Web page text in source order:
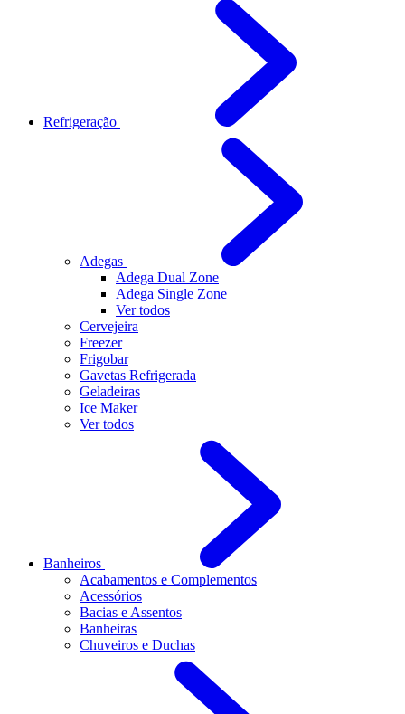
Refrigeração
Adegas
Adega Dual Zone
Adega Single Zone
Ver todos
Cervejeira
Freezer
Frigobar
Gavetas Refrigerada
Geladeiras
Ice Maker
Ver todos
Banheiros
Acabamentos e Complementos
Acessórios
Bacias e Assentos
Banheiras
Chuveiros e Duchas